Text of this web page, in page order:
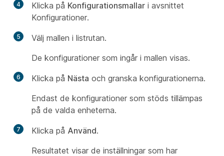
4 Klicka på Konfigurationsmallar i avsnittet
Konfigurationer.
5
Välj mallen i listrutan.
De konfigurationer som ingår i mallen visas.
6 Klicka på Nästa och granska konfigurationerna.
Endast de konfigurationer som stöds tillämpas
på de valda enheterna.
7 Klicka på Använd.
Resultatet visar de inställningar som har